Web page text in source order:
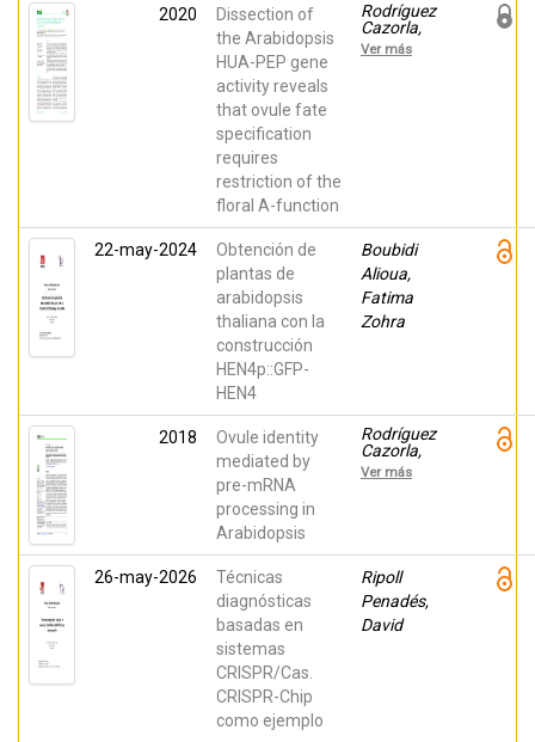
2020
Dissection of
the Arabidopsis
HUA-PEP gene
activity reveals
that ovule fate
specification
requires
restriction of the
floral A-function
Rodríguez
Cazorla,
Encarnación;
Ripoll, Juan
Ver más
22-may-2024
Obtención de
plantas de
arabidopsis
thaliana con la
construcción
HEN4p::GFP-
HEN4
Boubidi
Alioua,
Fatima
Zohra
2018
Ovule identity
mediated by
pre-mRNA
processing in
Arabidopsis
Rodríguez
Cazorla,
Encarnación;
Ortuño
Héctor;
Bailey
Steinitz,
Lindsay J.;
Yanofsky,
Martin F.;
Ver más
26-may-2026
Técnicas
diagnósticas
basadas en
sistemas
CRISPR/Cas.
CRISPR-Chip
como ejemplo
Ripoll
Penadés,
David